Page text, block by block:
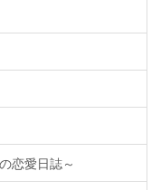
恋愛日誌～